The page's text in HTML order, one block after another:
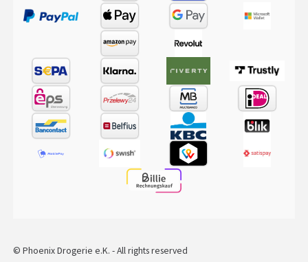
© Phoenix Drogerie e.K. - All rights reserved